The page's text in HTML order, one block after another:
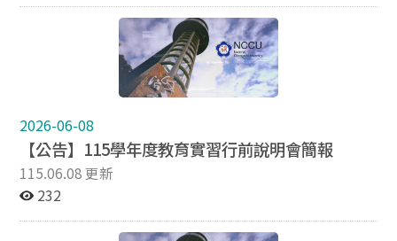
件人：國立政治大學師資培育中心實習組 寄件地址：
116011臺北市文山區指南路二段64號井塘樓三樓 收件
人：您的姓名 ＋（您的手機號碼） 收件地址：您的通訊
1學期教育實習學生 辦理方式：以 Youtube 線上直播方式
辦理（https://www.youtube.com/@eii2228） 內容：教
育實習平臺系統線上操作（帳號註冊、實習履歷、教學活
動申請、請假、實習成績評定等）、實機上線操作填報及
常見問題等 詳細資訊請參閱附件實施計畫。
2026-06-08
【公告】115學年度教育實習行前說明會簡報
115.06.08 更新
232